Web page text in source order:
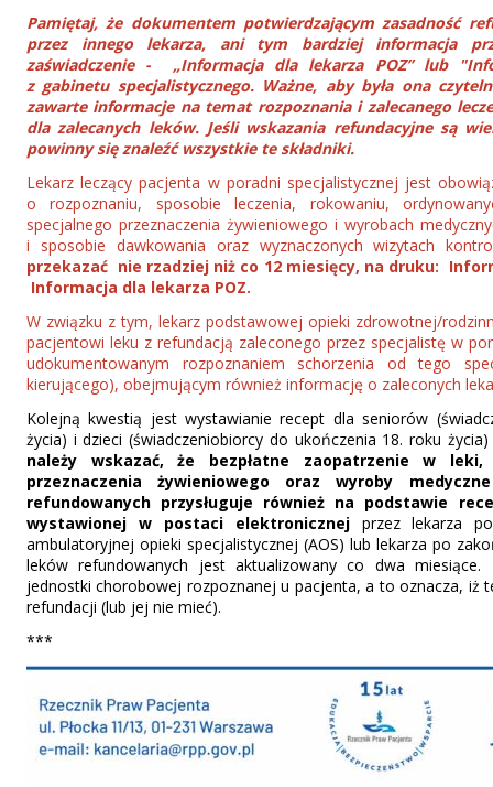
Pamiętaj, że dokumentem potwierdzającym zasadność
przez innego lekarza, ani tym bardziej informacja
zaświadczenie - „Informacja dla lekarza POZ” lub
z gabinetu specjalistycznego. Ważne, aby była ona
zawarte informacje na temat rozpoznania i zalecanego
dla zalecanych leków. Jeśli wskazania refundacyjne są
powinny się znaleźć wszystkie te składniki.
Lekarz leczący pacjenta w poradni specjalistycznej jest
o rozpoznaniu, sposobie leczenia, rokowaniu,
specjalnego przeznaczenia żywieniowego i wyrobach
i sposobie dawkowania oraz wyznaczonych wizytach
przekazać nie rzadziej niż co 12 miesięcy, na druku:
Informacja dla lekarza POZ.
W związku z tym, lekarz podstawowej opieki zdrowotnej/
pacjentowi leku z refundacją zaleconego przez specjalistę w
udokumentowanym rozpoznaniem schorzenia od tego
kierującego), obejmującym również informację o zaleconych
Kolejną kwestią jest wystawianie recept dla seniorów
życia) i dzieci (świadczeniobiorcy do ukończenia 18. roku
należy wskazać, że bezpłatne zaopatrzenie w leki,
przeznaczenia żywieniowego oraz wyroby
refundowanych przysługuje również na podstawie
wystawionej w postaci elektronicznejprzez lekarza
ambulatoryjnej opieki specjalistycznej (AOS) lub lekarza po
leków refundowanych jest aktualizowany co dwa
jednostki chorobowej rozpoznanej u pacjenta, a to oznacza, iż
refundacji (lub jej nie mieć).
***